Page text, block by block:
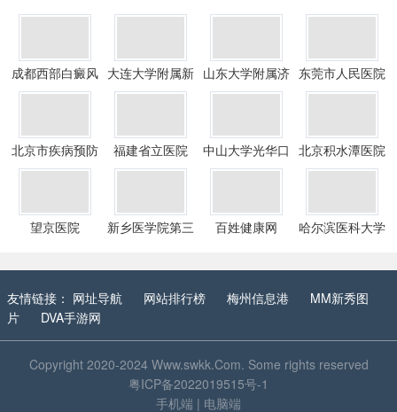
成都西部白癜风
医院
大连大学附属新
华医院
山东大学附属济
南市中心医
东莞市人民医院
北京市疾病预防
控制中心
福建省立医院
中山大学光华口
腔医学院附属口
北京积水潭医院
望京医院
新乡医学院第三
百姓健康网
哈尔滨医科大学
友情链接： 网址导航 网站排行榜 梅州信息港
MM新秀图
片
DVA手游网
Copyright 2020-2024 Www.swkk.Com. Some rights reserved
粤ICP备2022019515号-1
手机端 | 电脑端